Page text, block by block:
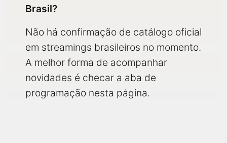
Brasil?
Não há confirmação de catálogo oficial
em streamings brasileiros no momento.
A melhor forma de acompanhar
novidades é checar a aba de
programação nesta página.